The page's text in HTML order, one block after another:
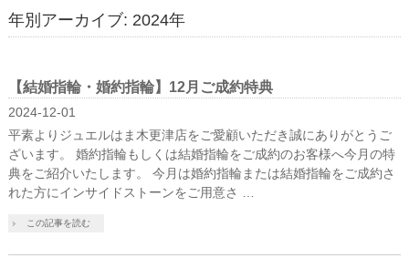
年別アーカイブ: 2024年
【結婚指輪・婚約指輪】12月ご成約特典
2024-12-01
平素よりジュエルはま木更津店をご愛顧いただき誠にありがとうご
ざいます。 婚約指輪もしくは結婚指輪をご成約のお客様へ今月の特
典をご紹介いたします。 今月は婚約指輪または結婚指輪をご成約さ
れた方にインサイドストーンをご用意さ …
この記事を読む